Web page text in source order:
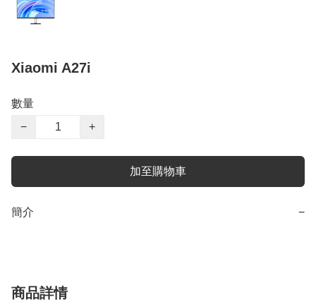
Xiaomi A27i
數量
−
+
加至購物車
簡介 −
商品詳情